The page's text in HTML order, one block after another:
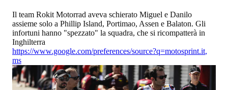
Il team Rokit Motorrad aveva schierato Miguel e Danilo
assieme solo a Phillip Island, Portimao, Assen e Balaton. Gli
infortuni hanno "spezzato" la squadra, che si ricompatterà in
Inghilterra
https://www.google.com/preferences/source?q=motosprint.it,
ms